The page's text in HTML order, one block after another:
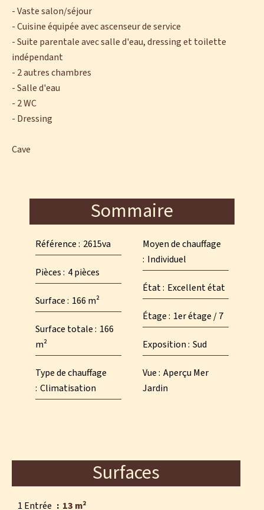
- Vaste salon/séjour
- Cuisine équipée avec ascenseur de service
- Suite parentale avec salle d'eau, dressing et toilette
indépendant
- 2 autres chambres
- Salle d'eau
- 2 WC
- Dressing
Cave
Sommaire
Référence 2615va
Pièces 4 pièces
Surface 166 m²
Surface totale 166
m²
Type de chauffage
Climatisation
Moyen de chauffage
Individuel
État Excellent état
Étage 1er étage / 7
Exposition Sud
Vue Aperçu Mer
Jardin
Surfaces
1 Entrée
13 m²